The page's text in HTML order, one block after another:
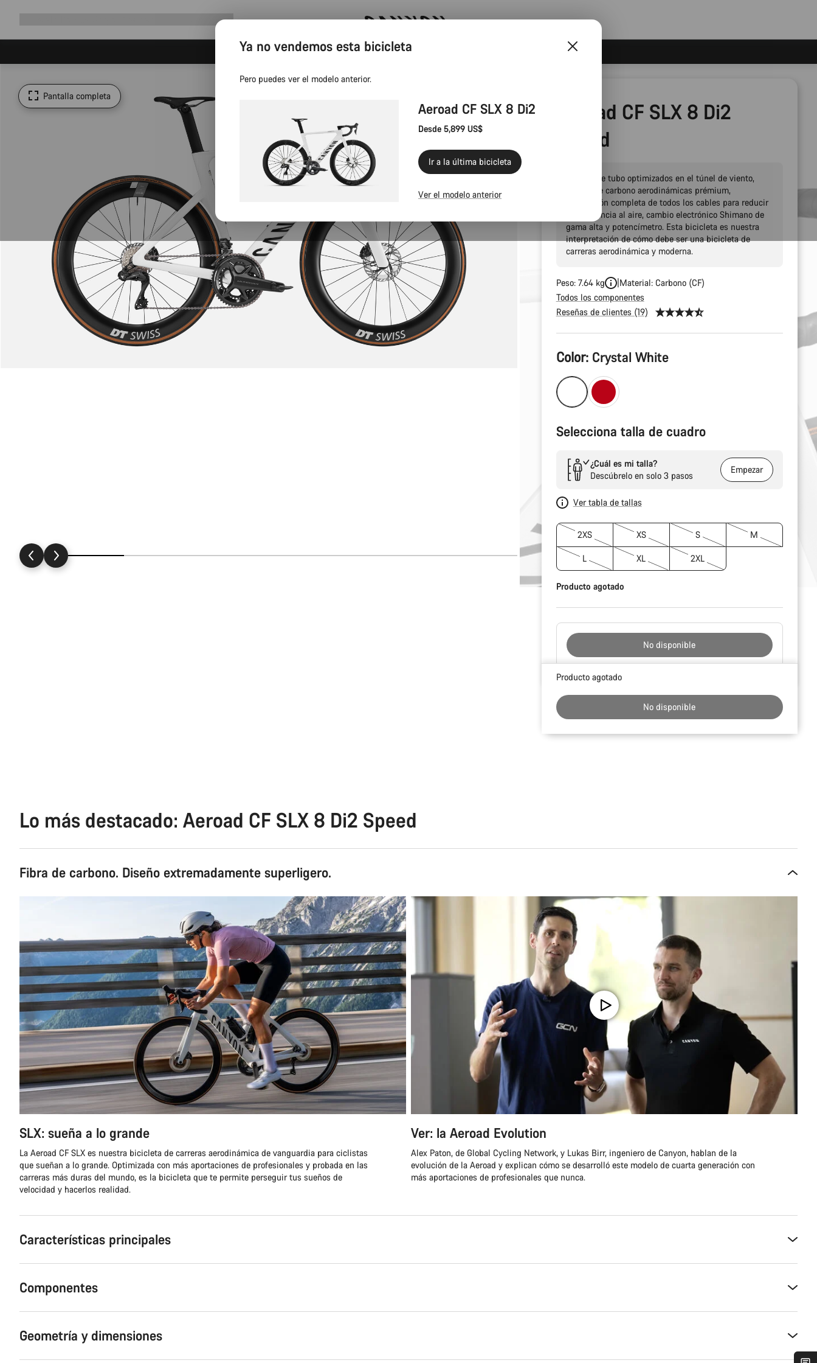
Servicio
Ahorra con el newsletter Canyon
Pantalla completa
Aeroad CF SLX 8 Di2
Speed
Perfiles de tubo optimizados en el túnel de viento,
ruedas de carbono aerodinámicas prémium,
integración completa de todos los cables para reducir
la resistencia al aire, cambio electrónico Shimano de
gama alta y potencímetro. Esta bicicleta es nuestra
interpretación de cómo debe ser una bicicleta de
carreras aerodinámica y moderna.
Peso: 7.64 kg
Material: Carbono (CF)
Todos los componentes
Reseñas de clientes (19)
Configuración
del
producto
Color: Crystal White
Selecciona talla de cuadro
¿Cuál es mi talla?
Descúbrelo en solo 3 pasos
Empezar
Ver tabla de tallas
2XS XS S M
L XL 2XL
Producto agotado
No disponible
Motivos
compra
Producto agotado
No disponible
Lo más destacado: Aeroad CF SLX 8 Di2 Speed
Fibra de carbono. Diseño extremadamente superligero.
SLX: sueña a lo grande
La Aeroad CF SLX es nuestra bicicleta de carreras aerodinámica de vanguardia para ciclistas
que sueñan a lo grande. Optimizada con más aportaciones de profesionales y probada en las
carreras más duras del mundo, es la bicicleta que te permite perseguir tus sueños de
velocidad y hacerlos realidad.
Ver: la Aeroad Evolution
Alex Paton, de Global Cycling Network, y Lukas Birr, ingeniero de Canyon, hablan de la
evolución de la Aeroad y explican cómo se desarrolló este modelo de cuarta generación con
más aportaciones de profesionales que nunca.
Características principales
Componentes
Geometría y dimensiones
Ya no vendemos esta bicicleta
Pero puedes ver el modelo anterior.
Aeroad CF SLX 8 Di2
Desde 5,899 US$
Ir a la última bicicleta
Ver el modelo anterior